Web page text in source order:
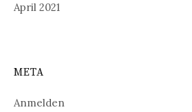
April 2021
META
Anmelden